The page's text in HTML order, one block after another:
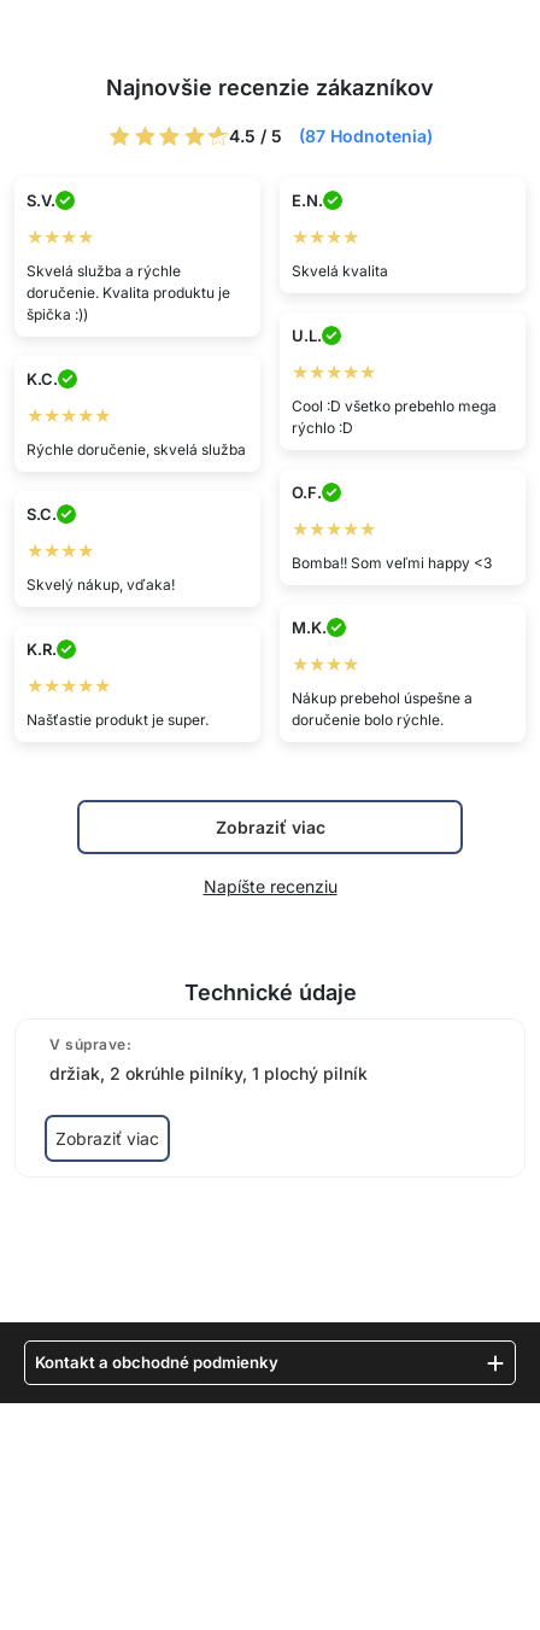
Najnovšie recenzie zákazníkov
4.5 / 5 (87 Hodnotenia)
S.V.
★★★★
Skvelá služba a rýchle
doručenie. Kvalita produktu je
špička :))
E.N.
★★★★
Skvelá kvalita
U.L.
★★★★★
Cool :D všetko prebehlo mega
rýchlo :D
K.C.
★★★★★
Rýchle doručenie, skvelá služba
O.F.
★★★★★
Bomba!! Som veľmi happy <3
S.C.
★★★★
Skvelý nákup, vďaka!
M.K.
★★★★
Nákup prebehol úspešne a
doručenie bolo rýchle.
K.R.
★★★★★
Našťastie produkt je super.
Zobraziť viac
Napíšte recenziu
Technické údaje
V súprave:
držiak, 2 okrúhle pilníky, 1 plochý pilník
Zobraziť viac
Kontakt a obchodné podmienky